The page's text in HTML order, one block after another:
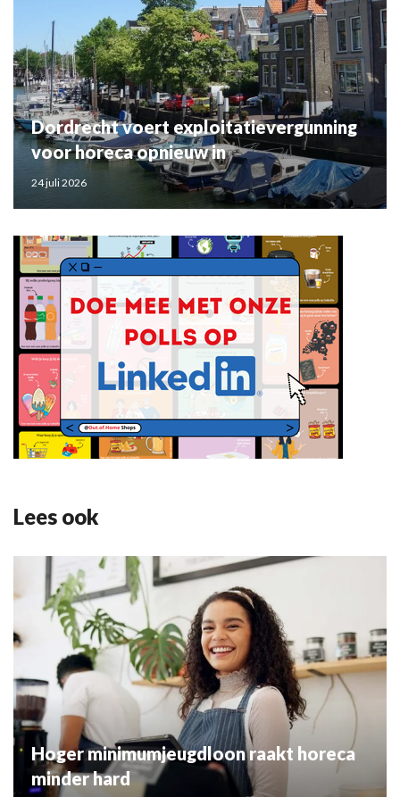
Dordrecht voert exploitatievergunning
voor horeca opnieuw in
24 juli 2026
Lees ook
Hoger minimumjeugdloon raakt horeca
minder hard